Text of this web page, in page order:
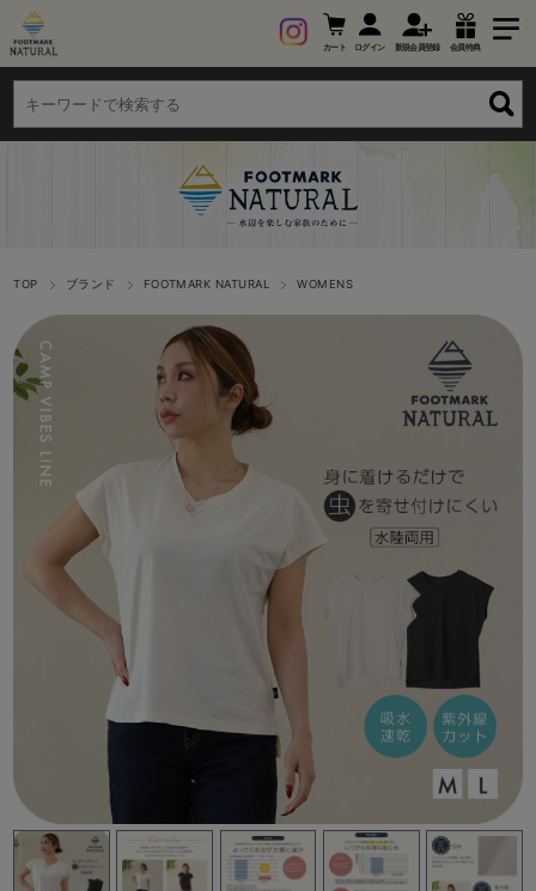
カート ログイン 新規会員登録 会員特典
TOP ブランド FOOTMARK NATURAL WOMENS